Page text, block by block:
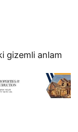
gizemli anlam